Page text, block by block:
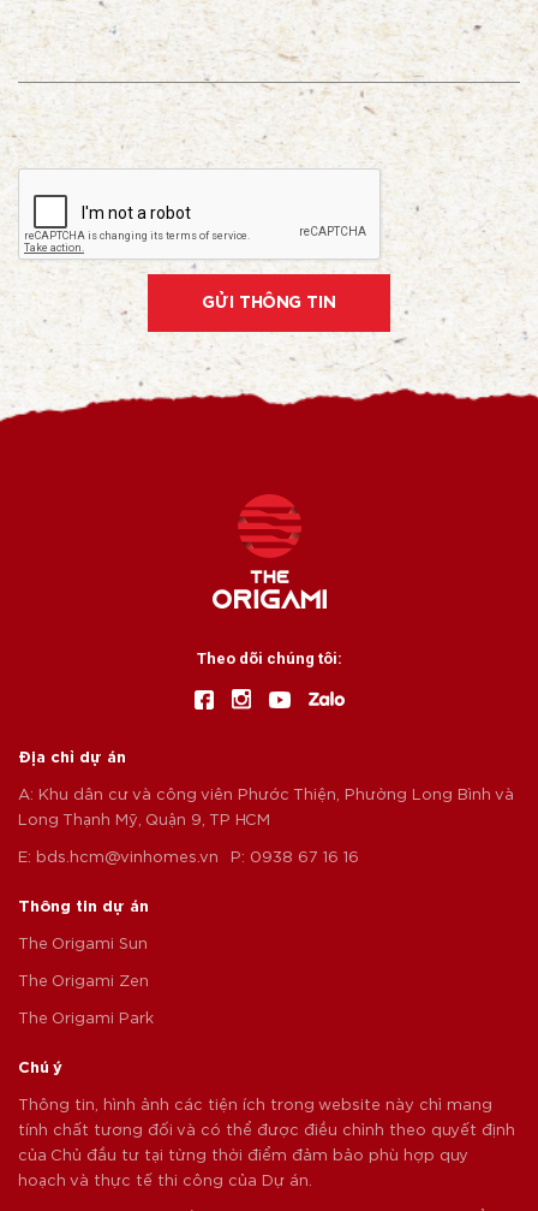
GỬI THÔNG TIN
Theo dõi chúng tôi:
Địa chỉ dự án
A: Khu dân cư và công viên Phước Thiện, Phường Long Bình và
Long Thạnh Mỹ, Quận 9, TP HCM
E: bds.hcm@vinhomes.vn P: 0938 67 16 16
Thông tin dự án
The Origami Sun
The Origami Zen
The Origami Park
Chú ý
Thông tin, hình ảnh các tiện ích trong website này chỉ mang
tính chất tương đối và có thể được điều chỉnh theo quyết định
của Chủ đầu tư tại từng thời điểm đảm bảo phù hợp quy
hoạch và thực tế thi công của Dự án.